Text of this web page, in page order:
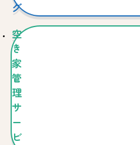
グ
空
き
家
管
理
サ
ー
ビ